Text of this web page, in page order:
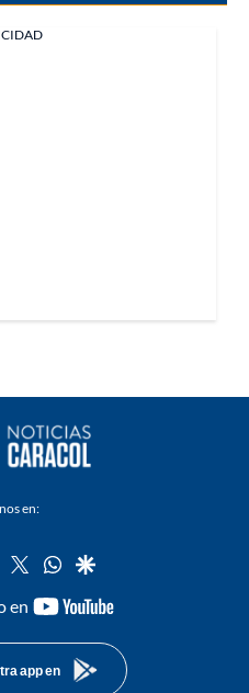
en:
instagram
twitterwhatsapp
google
en
youtube-
app en